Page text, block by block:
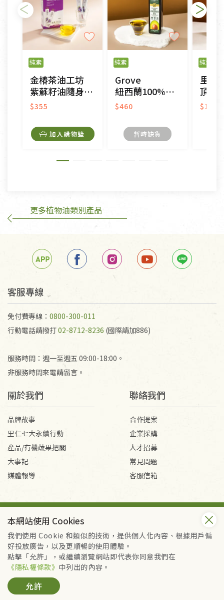
不適用七天鑑賞期商品：
以數位或電磁紀錄形式儲存之商品、易於變質或損壞
之商品、以及性質上無法或不適合退換之商品：如
CD、VCD、DVD、電腦軟體，若產品瑕疵無法讀取僅
接受原片換新。
衣飾鞋類-如T恤，如於送達後水洗或污損者。
美容保養用品、內衣褲、襪子、口罩等私人消耗性產
內衣褲、襪子、口罩個人衛生用品除商品本身有瑕疵
外,依據《通訊交易解除權合理例外情事適用準
訂購手抄稿退貨需知：
手抄稿進行退貨時，請務必保持原包裝方式及使用原
若未保持原包裝方式或未使用原箱退回，導致書籍有
任何折損、磨損、污損或凹角，將不接受退貨，也不
不接受退貨之手抄稿，為敬重法寶故，里仁網購無法
代為結緣處理等。 若需將手抄稿寄還給消費者，因而
產生的運費100元/箱將由消費者負擔。
純素
金椿茶油工坊
紫蘇籽油隨身油包
$355
加入購物籃
純素
Grove
紐西蘭100%頂級冷壓初榨純酪梨油
$460
暫時缺貨
純素
里仁
頂級初
更多植物油類別產品
客服專線
免付費專線： 0800-300-011
行動電話請撥打02-8712-8236 (國際請加886)
服務時間：週一至週五 09:00-18:00。
非服務時間來電請留言。
關於我們
品牌故事
里仁七大永續行動
產品/有機蔬果把關
大事記
媒體報導
聯絡我們
合作提案
企業採購
人才招募
常見問題
客服信箱
Copyright © 2026 里仁事業股份有限公司(統編：16301262) /
里仁網購股份有限公司(統編：25149752)
All Rights Reserved.
本網站使用 Cookies
我們使用 Cookie 和類似的技術，提供個人化內容、根據用戶偏
好投放廣告，以及更順暢的使用體驗。
點擊「允許」，或繼續瀏覽網站即代表你同意我們在
《隱私權條款》 中列出的內容。
允許